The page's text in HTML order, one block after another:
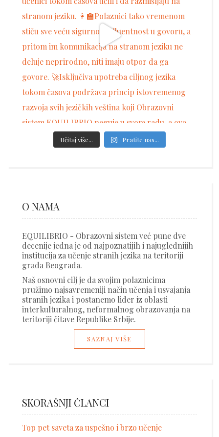
Učitaj više... Pratite nas...
O NAMA
EQUILIBRIO - Obrazovni sistem već pune dve
decenije jedna je od najpoznatijih i najuglednijih
institucija za učenje stranih jezika na teritoriji
grada Beograda.
Naš osnovni cilj je da svojim polaznicima
pružimo najsavremeniji način učenja i usvajanja
stranih jezika i postanemo lider iz oblasti
interkulturalnog, neformalnog obrazovanja na
teritoriji čitave Republike Srbije.
SAZNAJ VIŠE
SKORAŠNJI ČLANCI
Top pet saveta za uspešno i brzo učenje